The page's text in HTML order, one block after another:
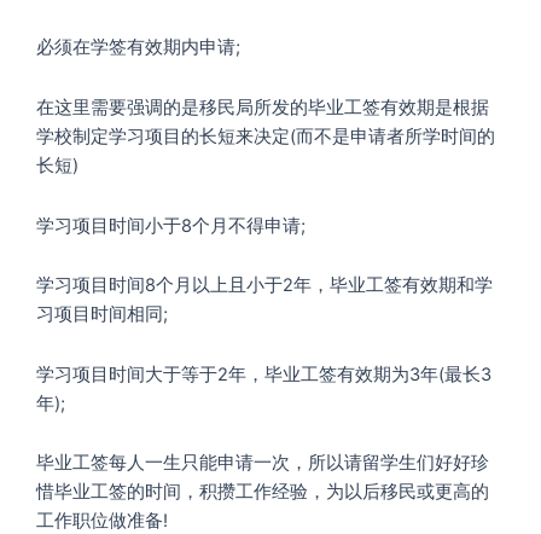
必须在学签有效期内申请;
在这里需要强调的是移民局所发的毕业工签有效期是根据
学校制定学习项目的长短来决定(而不是申请者所学时间的
长短)
学习项目时间小于8个月不得申请;
学习项目时间8个月以上且小于2年，毕业工签有效期和学
习项目时间相同;
学习项目时间大于等于2年，毕业工签有效期为3年(最长3
年);
毕业工签每人一生只能申请一次，所以请留学生们好好珍
惜毕业工签的时间，积攒工作经验，为以后移民或更高的
工作职位做准备!